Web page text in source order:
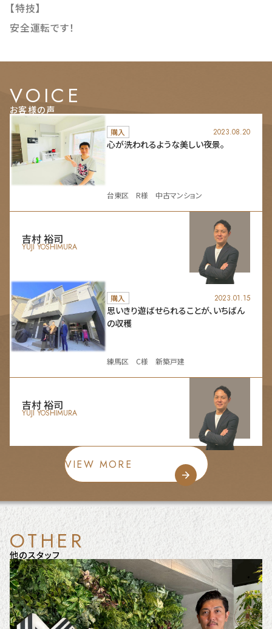
【特技】
安全運転です！
VOICE
お客様の声
購入 2023.08.20
心が洗われるような美しい夜景。
台東区 R様 中古マンション
吉村 裕司
YUJI YOSHIMURA
購入 2023.01.15
思いきり遊ばせられることが、いちばん
の収穫
練馬区 C様 新築戸建
吉村 裕司
YUJI YOSHIMURA
VIEW MORE
OTHER
他のスタッフ